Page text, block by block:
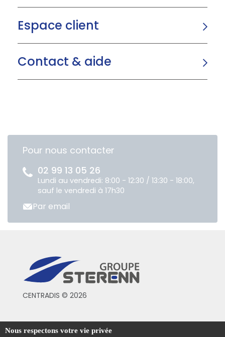
Espace client
Contact & aide
Pour nous contacter
02 99 13 05 26
Lundi au vendredi: 8:00 - 12:30 / 13:30 - 18:00,
sauf le vendredi à 17h30
Par email
CENTRADIS © 2026
Conditions générales de vente
Nous respectons votre vie privée